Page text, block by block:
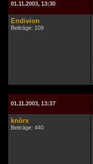
01.11.2003, 13:30
Endivion
Beiträge: 109
01.11.2003, 13:37
knörx
Beiträge: 440